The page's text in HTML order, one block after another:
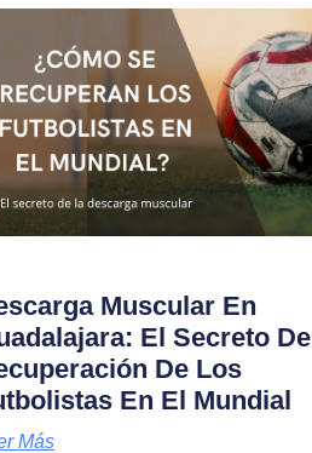
Muscular En
El Secreto De
De Los
En El Mundial
Más